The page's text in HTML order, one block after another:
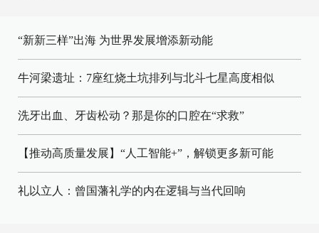
“新新三样”出海 为世界发展增添新动能
牛河梁遗址：7座红烧土坑排列与北斗七星高度相似
洗牙出血、牙齿松动？那是你的口腔在“求救”
【推动高质量发展】“人工智能+”，解锁更多新可能
礼以立人：曾国藩礼学的内在逻辑与当代回响